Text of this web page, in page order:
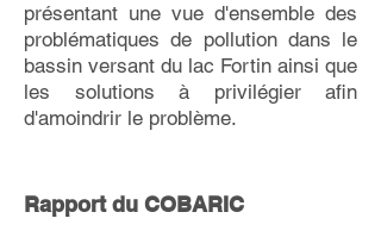
présentant une vue d'ensemble des
problématiques de pollution dans le
bassin versant du lac Fortin ainsi que
les solutions à privilégier afin
d'amoindrir le problème.
Rapport du COBARIC